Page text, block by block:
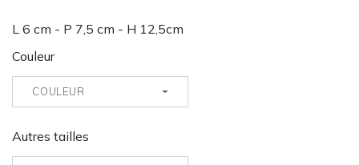
L 6 cm - P 7,5 cm - H 12,5cm
Couleur
COULEUR
Autres tailles